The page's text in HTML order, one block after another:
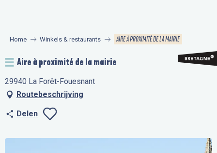
principal
Home Winkels & restaurants AIRE À PROXIMITÉ DE LA MAIRIE
Aire à proximité de la mairie
29940 La Forêt-Fouesnant
Routebeschrijving
Delen